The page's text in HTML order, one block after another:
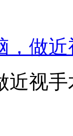
，做
近视